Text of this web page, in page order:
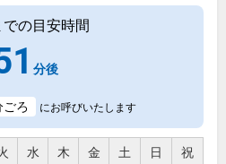
での目安時間
分後
ごろ にお呼びいたします
水 木 金 土 日 祝